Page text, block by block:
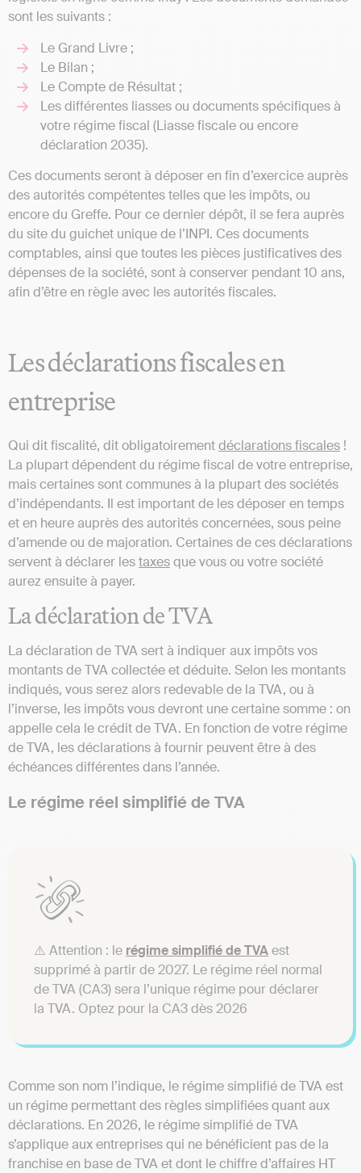
sont les suivants :
Le Grand Livre ;
Le Bilan ;
Le Compte de Résultat ;
Les différentes liasses ou documents spécifiques à
votre régime fiscal (Liasse fiscale ou encore
déclaration 2035).
Ces documents seront à déposer en fin d’exercice auprès
des autorités compétentes telles que les impôts, ou
encore du Greffe. Pour ce dernier dépôt, il se fera auprès
du site du guichet unique de l’INPI. Ces documents
comptables, ainsi que toutes les pièces justificatives des
dépenses de la société, sont à conserver pendant 10 ans,
afin d’être en règle avec les autorités fiscales.
Les déclarations fiscales en
entreprise
Qui dit fiscalité, dit obligatoirementdéclarations fiscales !
La plupart dépendent du régime fiscal de votre entreprise,
mais certaines sont communes à la plupart des sociétés
d’indépendants. Il est important de les déposer en temps
et en heure auprès des autorités concernées, sous peine
d’amende ou de majoration. Certaines de ces déclarations
servent à déclarer lestaxesque vous ou votre société
aurez ensuite à payer.
La déclaration de TVA
La déclaration de TVA sert à indiquer aux impôts vos
montants de TVA collectée et déduite. Selon les montants
indiqués, vous serez alors redevable de la TVA, ou à
l’inverse, les impôts vous devront une certaine somme : on
appelle cela le crédit de TVA. En fonction de votre régime
de TVA, les déclarations à fournir peuvent être à des
échéances différentes dans l’année.
Le régime réel simplifié de TVA
⚠️ Attention : le régime simplifié de TVAest
supprimé à partir de 2027. Le régime réel normal
de TVA (CA3) sera l’unique régime pour déclarer
la TVA. Optez pour la CA3 dès 2026
Comme son nom l’indique, le régime simplifié de TVA est
un régime permettant des règles simplifiées quant aux
déclarations. En 2026, le régime simplifié de TVA
s’applique aux entreprises qui ne bénéficient pas de la
franchise en base de TVA et dont le chiffre d’affaires HT